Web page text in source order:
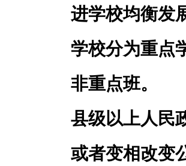
进学校均衡发
学校分为重点
非重点班。
县级以上人民
或者变相改变